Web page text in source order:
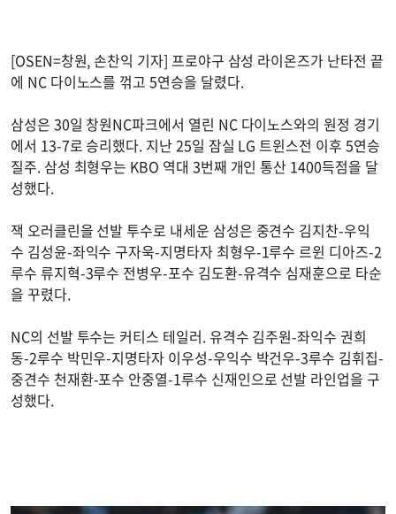
[OSEN=창원, 손찬익 기자] 프로야구 삼성 라이온즈가 난타전 끝
에 NC 다이노스를 꺾고 5연승을 달렸다.
삼성은 30일 창원NC파크에서 열린 NC 다이노스와의 원정 경기
에서 13-7로 승리했다. 지난 25일 잠실 LG 트윈스전 이후 5연승
질주. 삼성 최형우는 KBO 역대 3번째 개인 통산 1400득점을 달
성했다.
잭 오러클린을 선발 투수로 내세운 삼성은 중견수 김지찬-우익
수 김성윤-좌익수 구자욱-지명타자 최형우-1루수 르윈 디아즈-2
루수 류지혁-3루수 전병우-포수 김도환-유격수 심재훈으로 타순
을 꾸렸다.
NC의 선발 투수는 커티스 테일러. 유격수 김주원-좌익수 권희
동-2루수 박민우-지명타자 이우성-우익수 박건우-3루수 김휘집-
중견수 천재환-포수 안중열-1루수 신재인으로 선발 라인업을 구
성했다.